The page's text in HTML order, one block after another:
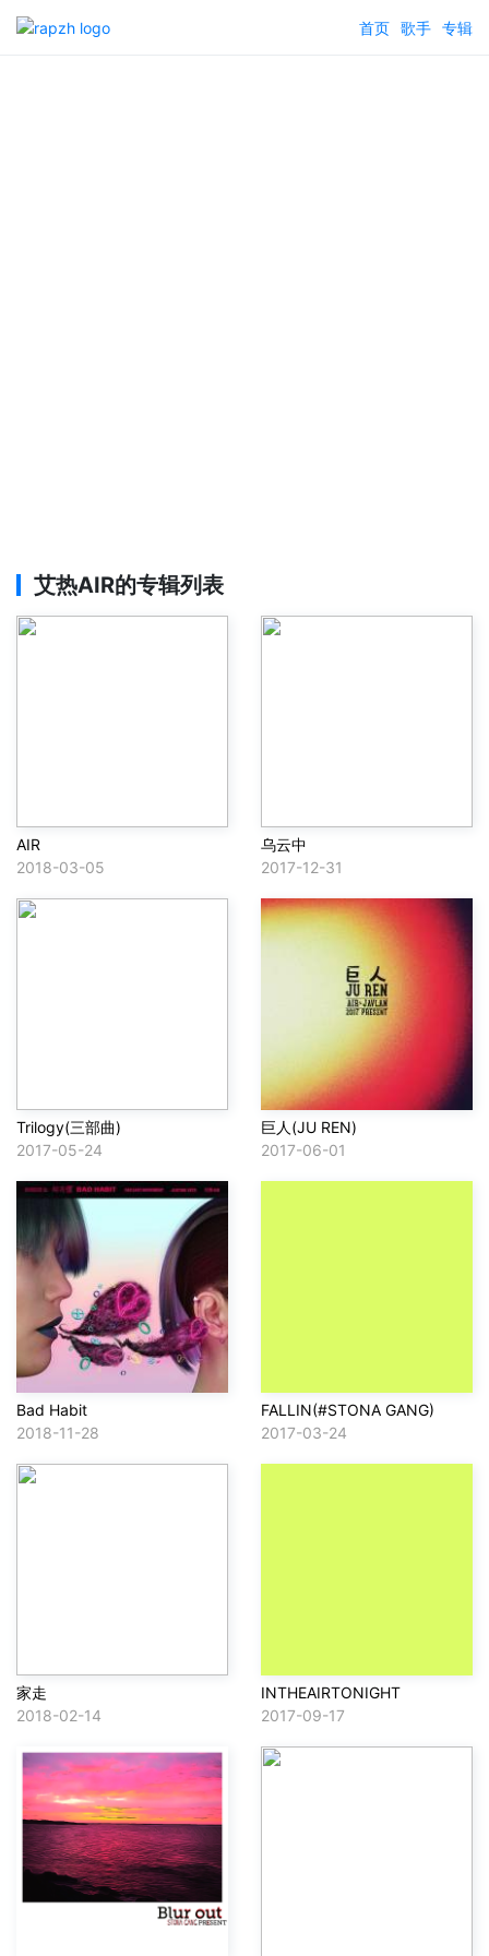
首页 歌手 专辑
艾热AIR的专辑列表
AIR
2018-03-05
乌云中
2017-12-31
Trilogy(三部曲)
2017-05-24
巨人(JU REN)
2017-06-01
Bad Habit
2018-11-28
FALLIN(#STONA GANG)
2017-03-24
家走
2018-02-14
INTHEAIRTONIGHT
2017-09-17